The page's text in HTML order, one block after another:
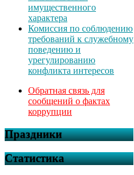
имущественного
характера
Комиссия по соблюдению
требований к служебному
поведению и
урегулированию
конфликта интересов
Обратная связь для
сообщений о фактах
коррупции
Праздники
Статистика